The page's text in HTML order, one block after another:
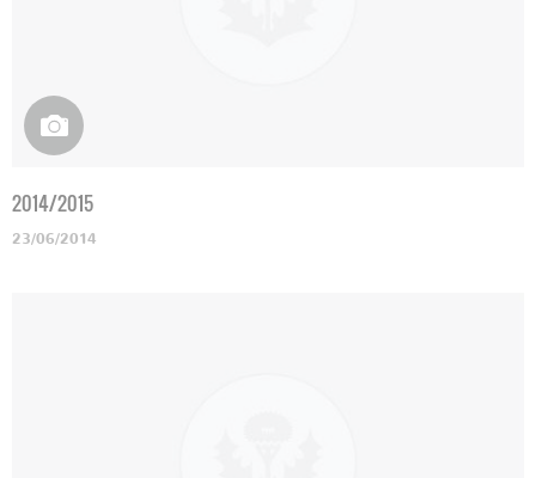
2014/2015
23/06/2014